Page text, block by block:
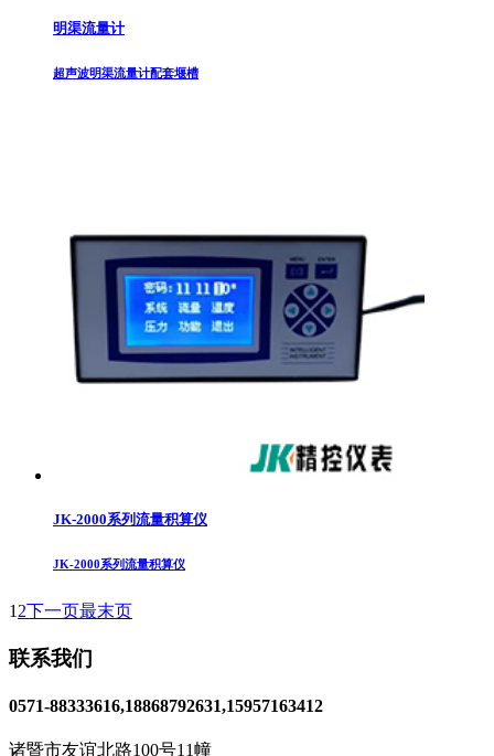
明渠流量计
超声波明渠流量计配套堰槽
JK-2000系列流量积算仪
JK-2000系列流量积算仪
1 2下一页最末页
联系我们
0571-88333616,18868792631,15957163412
诸暨市友谊北路100号11幢